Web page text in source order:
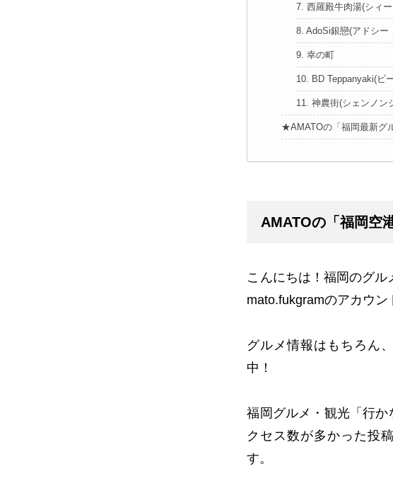
7. 西羅殿牛肉湯(シィ
8. AdoSi銀戀(アドシー
9. 幸の町
10. BD Teppanyaki(ビ
11. 神農街(シェンノン
★AMATOの「福岡最新グ
AMATOの「福岡空
こんにちは！福岡のグ
mato.fukgramのアカウン
グルメ情報はもちろん
中！
福岡グルメ・観光「行か
クセス数が多かった投
す。